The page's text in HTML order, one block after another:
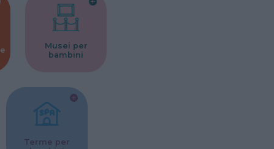
Musei per
bambini
Terme per